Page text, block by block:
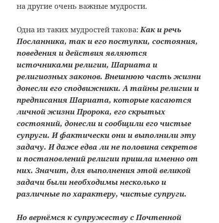
на другие очень важные мудрости.
Одна из таких мудростей такова:Как и речь
Посланника, так и его поступки, состояния,
поведения и действия являются
источниками религии, Шариата и
религиозных законов. Внешнюю часть жизни
донесли его сподвижники. А тайны религии и
предписания Шариата, которые касаются
личной жизни Пророка, его скрытых
состояний, донесли и сообщили его чистые
супруги. И фактически они и выполнили эту
задачу. И даже едва ли не половина секретов
и постановлений религии пришла именно от
них. Значит, для выполнения этой великой
задачи были необходимы несколько и
различные по характеру, чистые супруги.
Но вернёмся к супружеству с Почтенной